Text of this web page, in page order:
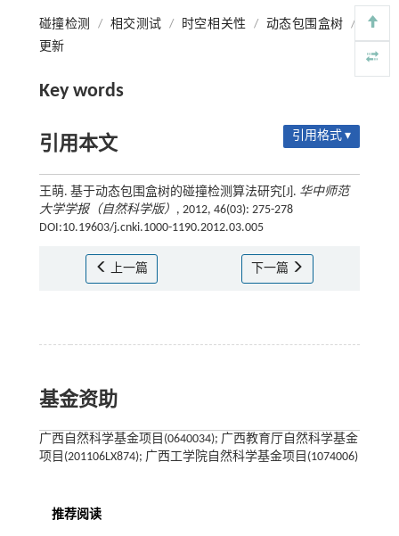
碰撞检测 / 相交测试 / 时空相关性 / 动态包围盒树
/
更新
Key words
引用本文 引用格式 ▾
王萌. 基于动态包围盒树的碰撞检测算法研究[J]. 华中师范
大学学报（自然科学版） , 2012, 46(03): 275-278
DOI:10.19603/j.cnki.1000-1190.2012.03.005
上一篇 下一篇
基金资助
广西自然科学基金项目(0640034); 广西教育厅自然科学基金
项目(201106LX874); 广西工学院自然科学基金项目(1074006)